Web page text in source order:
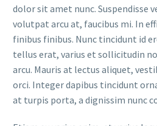
dolor sit amet nunc. Suspendisse
volutpat arcu at, faucibus mi. In
finibus finibus. Nunc tincidunt id
tellus erat, varius et sollicitudin
arcu. Mauris at lectus aliquet,
orci. Integer dapibus tincidunt
at turpis porta, a dignissim nunc